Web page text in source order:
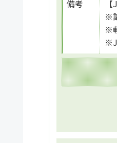
備考
※
※